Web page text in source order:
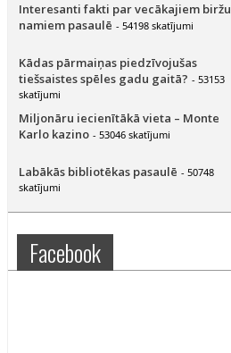
Interesanti fakti par vecākajiem biržu
namiem pasaulē - 54198 skatījumi
Kādas pārmaiņas piedzīvojušas
tiešsaistes spēles gadu gaitā? - 53153
skatījumi
Miljonāru iecienītākā vieta – Monte
Karlo kazino - 53046 skatījumi
Labākās bibliotēkas pasaulē - 50748
skatījumi
Facebook